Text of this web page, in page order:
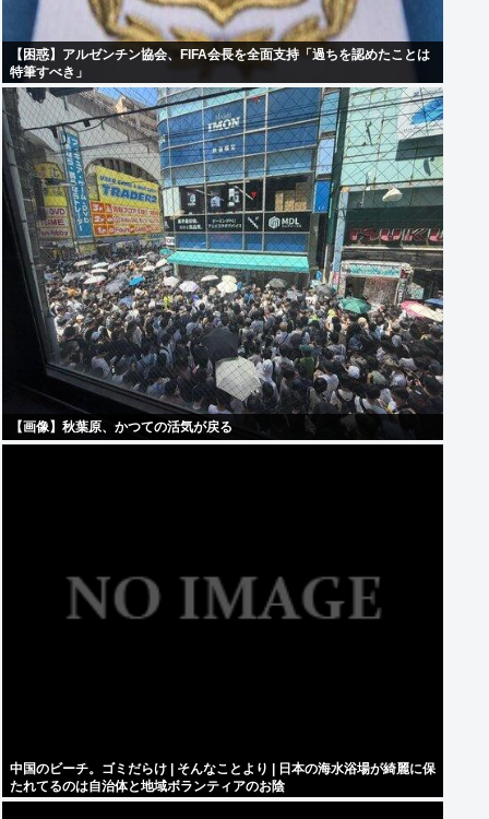
【困惑】アルゼンチン協会、FIFA会長を全面支持「過ちを認めたことは
特筆すべき」
【画像】秋葉原、かつての活気が戻る
中国のビーチ。ゴミだらけ | そんなことより | 日本の海水浴場が綺麗に保
たれてるのは自治体と地域ボランティアのお陰